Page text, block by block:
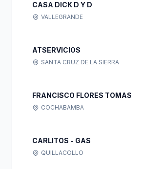
CASA DICK D Y D
VALLEGRANDE
ATSERVICIOS
SANTA CRUZ DE LA SIERRA
FRANCISCO FLORES TOMAS
COCHABAMBA
CARLITOS - GAS
QUILLACOLLO